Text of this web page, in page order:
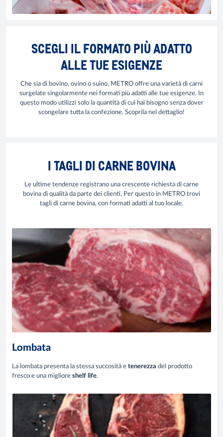
SCEGLI IL FORMATO PIÙ ADATTO
ALLE TUE ESIGENZE
Che sia di bovino, ovino o suino, METRO offre una varietà di carni
surgelate singolarmente nei formati più adatti alle tue esigenze. In
questo modo utilizzi solo la quantità di cui hai bisogno senza dover
scongelare tutta la confezione. Scoprila nel dettaglio!
I TAGLI DI CARNE BOVINA
Le ultime tendenze registrano una crescente richiesta di carne
bovina di qualità da parte dei clienti. Per questo in METRO trovi
tagli di carne bovina, con formati adatti al tuo locale.
Lombata
La lombata presenta la stessa succosità e tenerezza del prodotto
fresco e una migliore shelf life.